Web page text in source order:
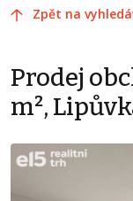
Zpět na
Prodej
m²,